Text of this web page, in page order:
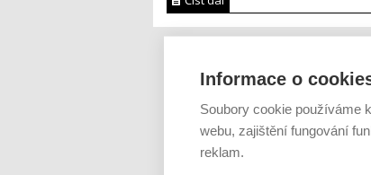
Informace o
Soubory cookie používáme
webu, zajištění fungování
reklam.